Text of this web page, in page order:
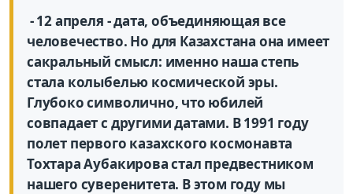
- 12 апреля - дата, объединяющая все
человечество. Но для Казахстана она имеет
сакральный смысл: именно наша степь
стала колыбелью космической эры.
Глубоко символично, что юбилей
совпадает с другими датами. В 1991 году
полет первого казахского космонавта
Тохтара Аубакирова стал предвестником
нашего суверенитета. В этом году мы